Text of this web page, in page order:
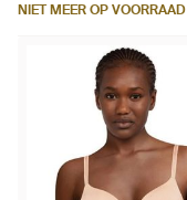
NIET MEER OP VOORRAAD